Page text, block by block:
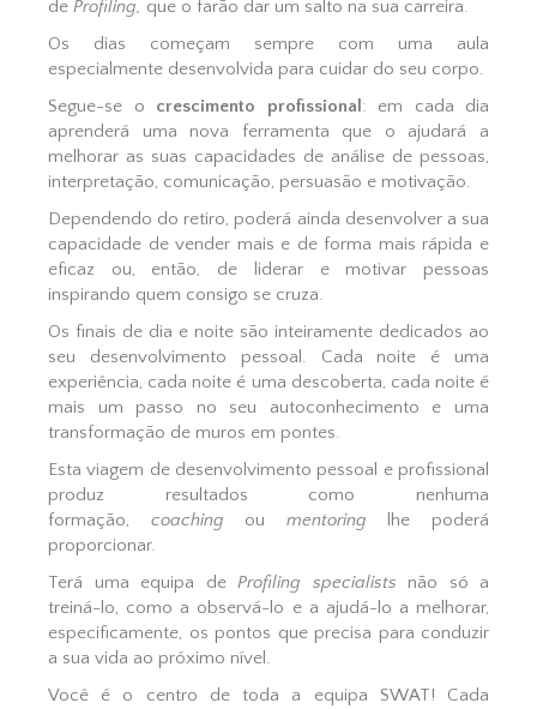
de Profiling, que o farão dar um salto na sua carreira.
Os dias começam sempre com uma aula
especialmente desenvolvida para cuidar do seu corpo.
Segue-se o crescimento profissional : em cada dia
aprenderá uma nova ferramenta que o ajudará a
melhorar as suas capacidades de análise de pessoas,
interpretação, comunicação, persuasão e motivação.
Dependendo do retiro, poderá ainda desenvolver a sua
capacidade de vender mais e de forma mais rápida e
eficaz ou, então, de liderar e motivar pessoas
inspirando quem consigo se cruza.
Os finais de dia e noite são inteiramente dedicados ao
seu desenvolvimento pessoal. Cada noite é uma
experiência, cada noite é uma descoberta, cada noite é
mais um passo no seu autoconhecimento e uma
transformação de muros em pontes.
Esta viagem de desenvolvimento pessoal e profissional
produz resultados como nenhuma
formação, coaching ou mentoring lhe poderá
proporcionar.
Terá uma equipa de Profiling specialists não só a
treiná-lo, como a observá-lo e a ajudá-lo a melhorar,
especificamente, os pontos que precisa para conduzir
a sua vida ao próximo nível.
Você é o centro de toda a equipa SWAT! Cada